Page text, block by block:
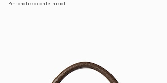
Personalizza con le iniziali